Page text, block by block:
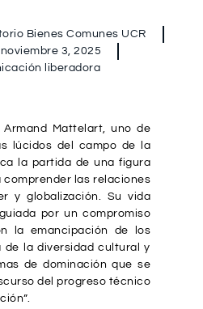
Bienes Comunes UCR
noviembre 3, 2025
liberadora
Mattelart, uno de
lúcidos del campo de la
la partida de una figura
comprender las relaciones
y globalización. Su vida
por un compromiso
la emancipación de los
de la diversidad cultural y
de dominación que se
del progreso técnico